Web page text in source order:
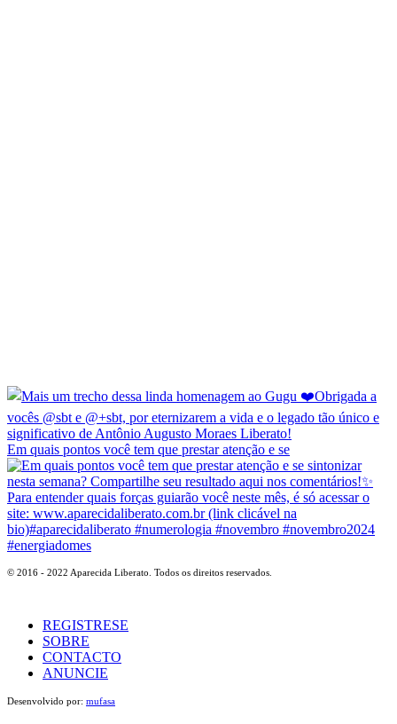
Em quais pontos você tem que prestar atenção e se
© 2016 - 2022 Aparecida Liberato. Todos os direitos reservados.
REGISTRESE
SOBRE
CONTACTO
ANUNCIE
Desenvolvido por: mufasa